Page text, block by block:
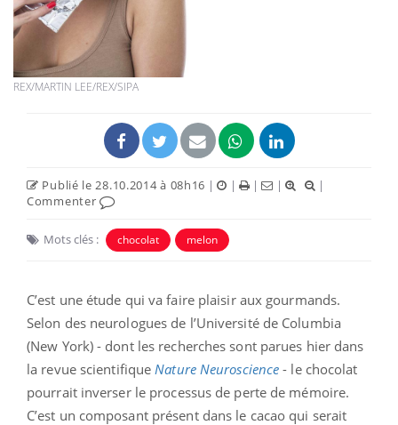
REX/MARTIN LEE/REX/SIPA
Publié le 28.10.2014 à 08h16 | | | |
|
Commenter
Mots clés : chocolat melon
C’est une étude qui va faire plaisir aux gourmands.
Selon des neurologues de l’Université de Columbia
(New York) - dont les recherches sont parues hier dans
la revue scientifique Nature Neuroscience - le chocolat
pourrait inverser le processus de perte de mémoire.
C’est un composant présent dans le cacao qui serait